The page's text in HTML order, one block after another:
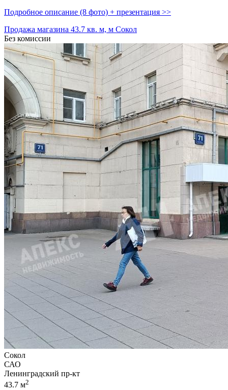
Подробное описание (8 фото) + презентация >>
Продажа магазина 43.7 кв. м, м Сокол
Без комиссии
Сокол
САО
Ленинградский пр-кт
43.7 м2